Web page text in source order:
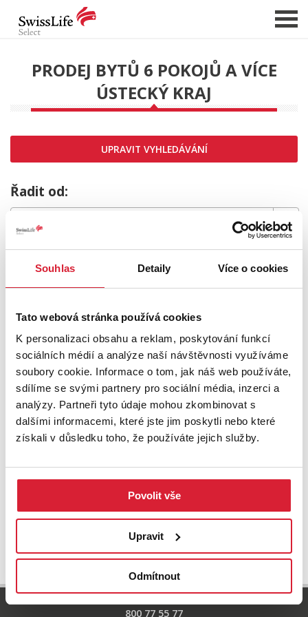
Souhlas Detaily Více o cookies
Tato webová stránka používá cookies
K personalizaci obsahu a reklam, poskytování funkcí
sociálních médií a analýze naší návštěvnosti využíváme
soubory cookie. Informace o tom, jak náš web používáte,
sdílíme se svými partnery pro sociální média, inzerci a
analýzy. Partneři tyto údaje mohou zkombinovat s
dalšími informacemi, které jste jim poskytli nebo které
získali v důsledku toho, že používáte jejich služby.
Povolit vše
Upravit
Odmítnout
NABÍDKA NEMOVITOSTÍ
CHCI PRODAT / PRONAJMOUT
HLÍDAT NOVÉ NABÍDKY
CHCI OCENIT NEMOVITOST
O NÁS
REFERENCE
PRODEJ BYTŮ 6 POKOJŮ A VÍCE
ÚSTECKÝ KRAJ
UPRAVIT VYHLEDÁVÁNÍ
Řadit od:
MRZÍ NÁS TO,
ale požadovaný typ nemovitosti nebyl nalezen.
Zkuste upravit filtr
nebo přejděte na základní
UPRAVIT VYHLEDÁVÁNÍ
800 77 55 77